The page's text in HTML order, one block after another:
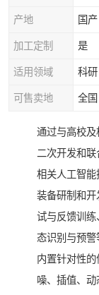
产地 国产
加工定制 是
适用领域 科研
可售卖地 全国
通过与高校
二次开发和
相关人工智
装备研制和开
试与反馈训
态识别与预警
内置针对性
噪、插值、